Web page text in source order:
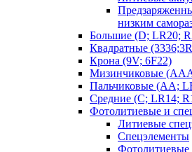
низким
Большие (D; LR20;
Квадратные
Крона (9V; 6F22)
Мизинчиковые
Пальчиковые (AA;
Средние (C; LR14;
Фотолитиевые и
Литиевые
Спецэлементы
Фотолитиевые